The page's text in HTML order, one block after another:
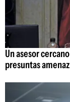
Un asesor
presuntas